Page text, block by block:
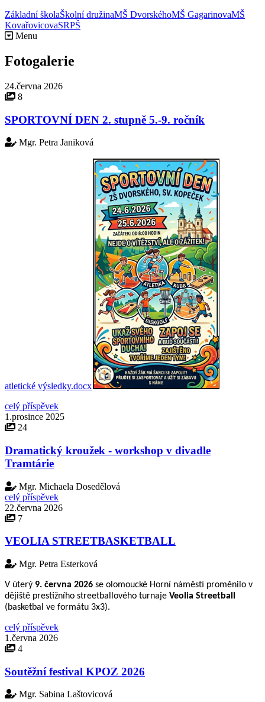
Základní školaŠkolní družinaMŠ DvorskéhoMŠ GagarinovaMŠ
KovařovicovaSRPŠ
Menu
Fotogalerie
24.června 2026
8
SPORTOVNÍ DEN 2. stupně 5.-9. ročník
Mgr. Petra Janiková
atletické výsledky.docx
celý příspěvek
1.prosince 2025
24
Dramatický kroužek - workshop v divadle
Tramtárie
Mgr. Michaela Dosedělová
celý příspěvek
22.června 2026
7
VEOLIA STREETBASKETBALL
Mgr. Petra Esterková
V úterý 9. června 2026 se olomoucké Horní náměstí proměnilo v
dějiště prestižního streetballového turnaje Veolia Streetball
(basketbal ve formátu 3x3).
celý příspěvek
1.června 2026
4
Soutěžní festival KPOZ 2026
Mgr. Sabina Laštovicová